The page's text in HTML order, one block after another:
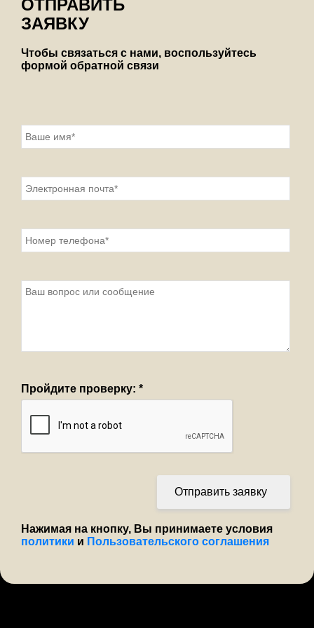
ОТПРАВИТЬ
ЗАЯВКУ
Чтобы связаться с нами, воспользуйтесь
формой обратной связи
Пройдите проверку: *
Отправить заявку
Нажимая на кнопку, Вы принимаете условия
политики и Пользовательского соглашения